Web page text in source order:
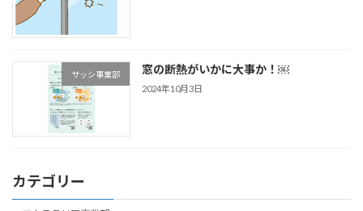
サッシ事業部 窓の断熱がいかに大事か！￼
2024年10月3日
カテゴリー